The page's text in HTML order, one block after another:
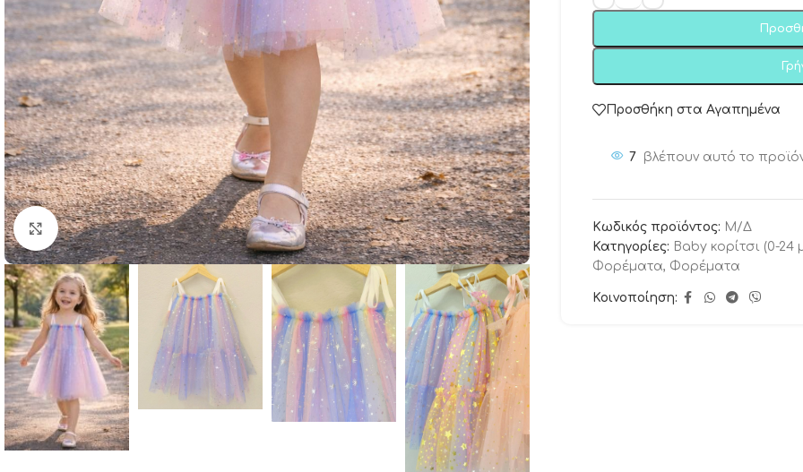
Μεγέθυνση
Προσθήκη στα Αγαπημένα
7 βλέπουν αυτό το
Κωδικός προϊόντος: Μ/Δ
Κατηγορίες: Baby κορίτσι (0-24
Φορέματα, Φορέματα
Κοινοποίηση: